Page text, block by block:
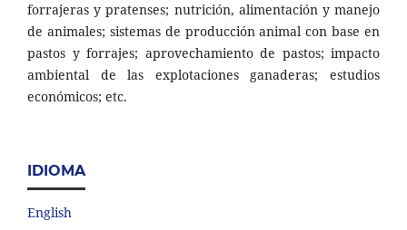
forrajeras y pratenses; nutrición, alimentación y manejo
de animales; sistemas de producción animal con base en
pastos y forrajes; aprovechamiento de pastos; impacto
ambiental de las explotaciones ganaderas; estudios
económicos; etc.
IDIOMA
English